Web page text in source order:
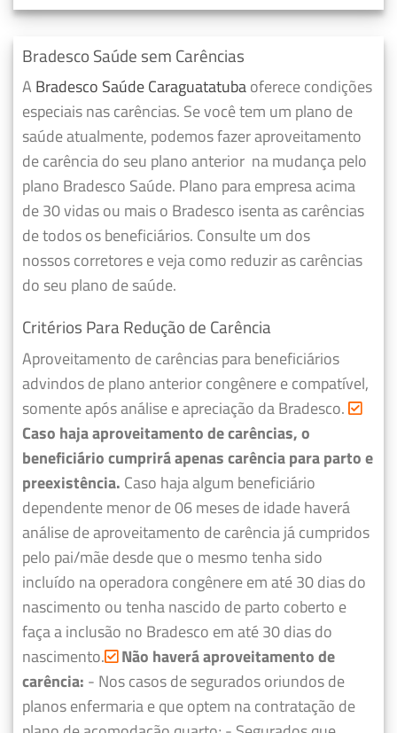
Bradesco Saúde sem Carências
A Bradesco Saúde Caraguatatubaoferece condições
especiais nas carências. Se você tem um plano de
saúde atualmente, podemos fazeraproveitamento
de carência do seu plano anterior na mudança pelo
plano Bradesco Saúde. Plano para empresa acima
de 30 vidas ou mais o Bradesco isenta as carências
de todos os beneficiários. Consulte um dos
nossos corretores e veja como reduzir as carências
do seu plano de saúde.
Critérios Para Redução de Carência
Aproveitamento de carências para beneficiários
advindos de plano anterior congênere e compatível,
somente após análise e apreciação da Bradesco.
Caso haja aproveitamento de carências, o
beneficiário cumprirá apenas carência para parto e
preexistência. Caso haja algum beneficiário
dependente menor de 06 meses de idade haverá
análise de aproveitamento de carência já cumpridos
pelo pai/mãe desde que o mesmo tenha sido
incluído na operadora congênere em até 30 dias do
nascimento ou tenha nascido de parto coberto e
faça a inclusão no Bradesco em até 30 dias do
nascimento. Não haverá aproveitamento de
carência: - Nos casos de segurados oriundos de
planos enfermaria e que optem na contratação de